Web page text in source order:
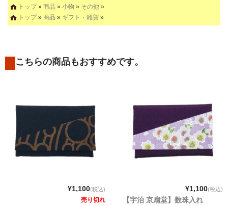
トップ» 商品 » 小物 » その他 »
トップ» 商品 » ギフト・雑貨 »
こちらの商品もおすすめです。
¥1,100(税込)
売り切れ
¥1,100(税込)
【宇治 京扇堂】数珠入れ